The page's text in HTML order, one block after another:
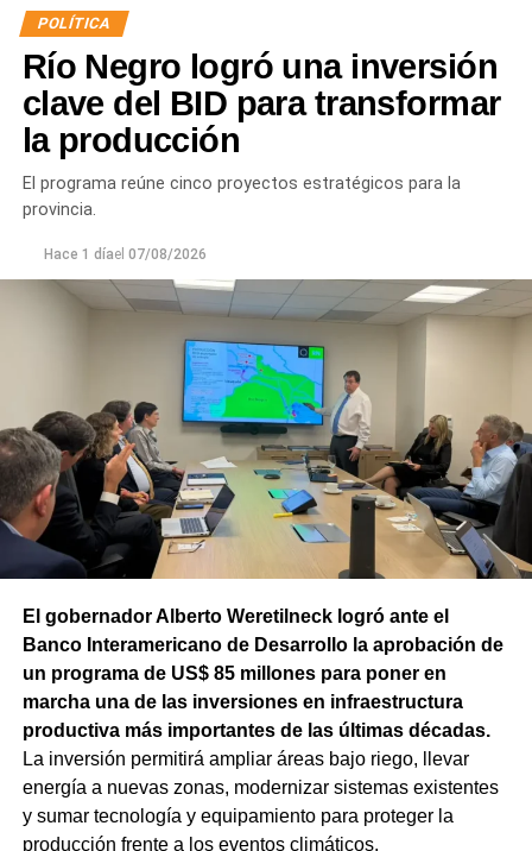
POLÍTICA
Río Negro logró una inversión
clave del BID para transformar
la producción
El programa reúne cinco proyectos estratégicos para la
provincia.
Hace 1 díael 07/08/2026
El gobernador Alberto Weretilneck logró ante el
Banco Interamericano de Desarrollo la aprobación de
un programa de US$ 85 millones para poner en
marcha una de las inversiones en infraestructura
productiva más importantes de las últimas décadas.
La inversión permitirá ampliar áreas bajo riego, llevar
energía a nuevas zonas, modernizar sistemas existentes
y sumar tecnología y equipamiento para proteger la
producción frente a los eventos climáticos.